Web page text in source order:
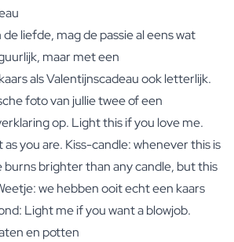
liefde, mag de passie al eens wat
maar met een
als Valentijnscadeau ook letterlijk.
foto van jullie twee of een
op. Light this if you love me.
as you are. Kiss-candle: whenever this is
burns brighter than any candle, but this
we hebben ooit echt een kaars
Light me if you want a blowjob.
en potten